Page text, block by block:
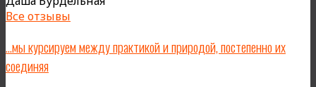
энергия…
Она
устаканивается
Все отзывы
…мы курсируем между практикой и природой, постепенно их
соединяя